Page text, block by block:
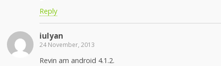
Reply
iulyan
24 November, 2013
Revin am android 4.1.2.